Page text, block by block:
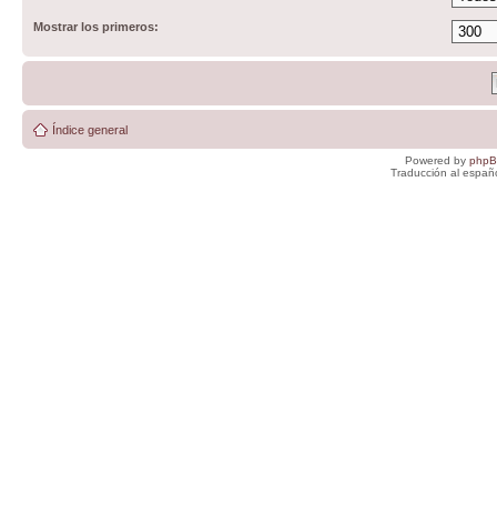
Mostrar los primeros:
Índice general
Powered by
Traducción al